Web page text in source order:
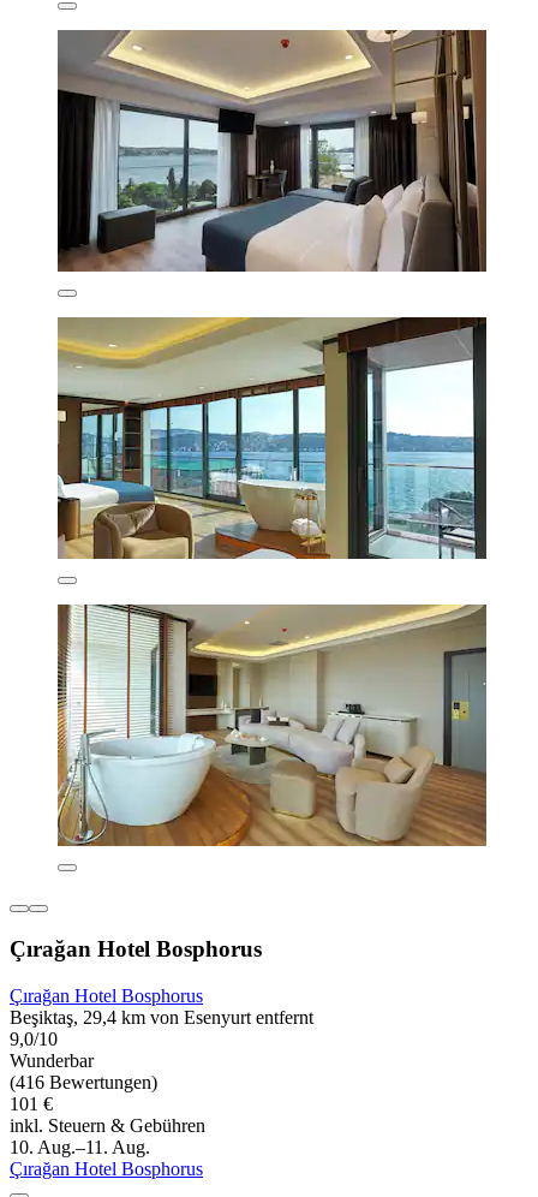
Çırağan Hotel Bosphorus
Çırağan Hotel Bosphorus
Beşiktaş, 29,4 km von Esenyurt entfernt
9,0/10
Wunderbar
(416 Bewertungen)
101 €
inkl. Steuern & Gebühren
10. Aug.–11. Aug.
Çırağan Hotel Bosphorus